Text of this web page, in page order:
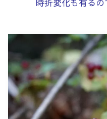
時折変化も有る